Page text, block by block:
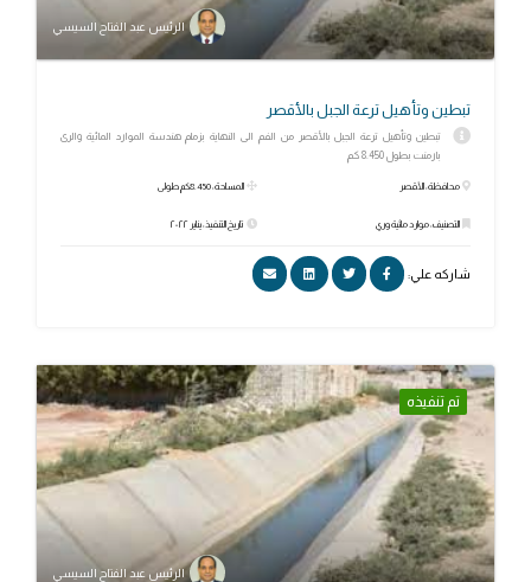
الرئيس عبد الفتاح السيسي
تبطين وتأهيل ترعة الجبل بالأقصر
تبطين وتأهيل ترعة الجبل بالأقصر من الفم الى النهاية بزمام هندسة الموارد المائية والرى
بارمنت بطول 8.450 كم
محافظة: الأقصر
التصنيف: موارد مائية وري
المساحة: 8.450كم طولى
تاريخ التنفيذ: يناير ٢٠٢٢
شاركه علي:
تم تنفيذه
الرئيس عبد الفتاح السيسي